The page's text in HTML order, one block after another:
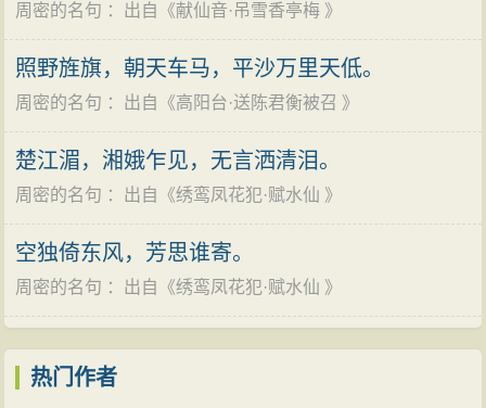
周密的名句 ：出自《献仙音·吊雪香亭梅 》
照野旌旗，朝天车马，平沙万里天低。
周密的名句 ：出自《高阳台·送陈君衡被召 》
楚江湄，湘娥乍见，无言洒清泪。
周密的名句 ：出自《绣鸾凤花犯·赋水仙 》
空独倚东风，芳思谁寄。
周密的名句 ：出自《绣鸾凤花犯·赋水仙 》
热门作者